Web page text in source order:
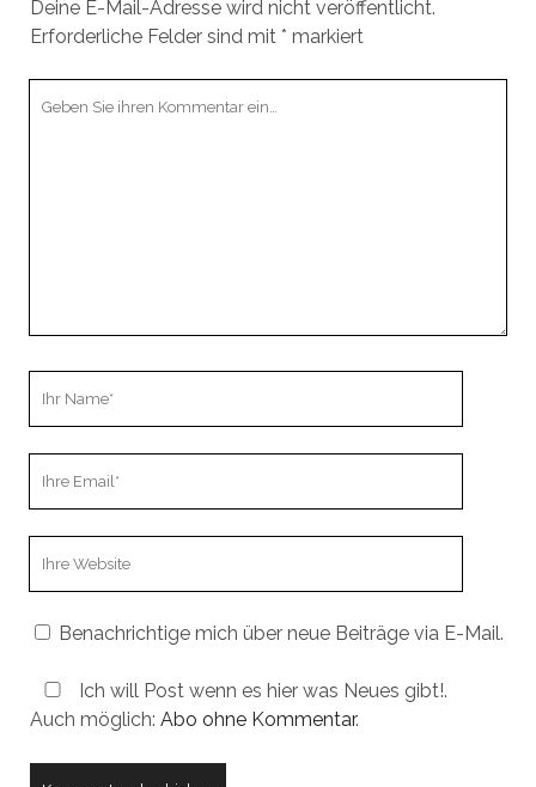
Deine E-Mail-Adresse wird nicht veröffentlicht.
Erforderliche Felder sind mit * markiert
Benachrichtige mich über neue Beiträge via E-Mail.
Ich will Post wenn es hier was Neues gibt!.
Auch möglich: Abo ohne Kommentar.